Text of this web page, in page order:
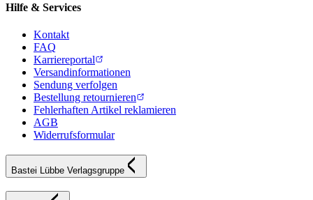
Hilfe & Services
Kontakt
FAQ
Karriereportal
Versandinformationen
Sendung verfolgen
Bestellung retournieren
Fehlerhaften Artikel reklamieren
AGB
Widerrufsformular
Bastei Lübbe Verlagsgruppe